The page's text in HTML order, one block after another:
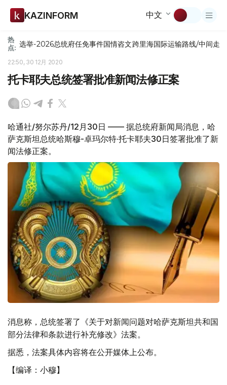
KAZINFORM 中文
热
点: 选举-2026总统府任免事件国情咨文跨里海国际运输路线/中间走廊
22:50, 30 12月 2020
托卡耶夫总统签署批准新闻法修正案
哈通社/努尔苏丹/12月30日 —— 据总统府新闻局消息，哈
萨克斯坦总统哈斯穆-卓玛尔特·托卡耶夫30日签署批准了新
闻法修正案。
消息称，总统签署了《关于对新闻问题对哈萨克斯坦共和国
部分法律和条款进行补充修改》法案。
据悉，法案具体内容将在公开媒体上公布。
【编译：小穆】